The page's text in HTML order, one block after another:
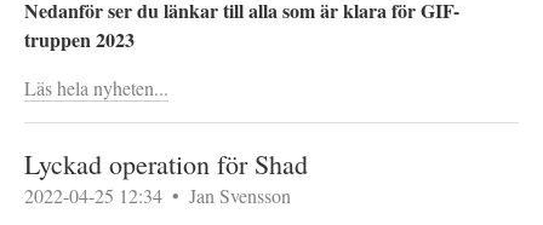
Nedanför ser du länkar till alla som är klara för GIF-
truppen 2023
Läs hela nyheten...
Lyckad operation för Shad
2022-04-25 12:34 • Jan Svensson